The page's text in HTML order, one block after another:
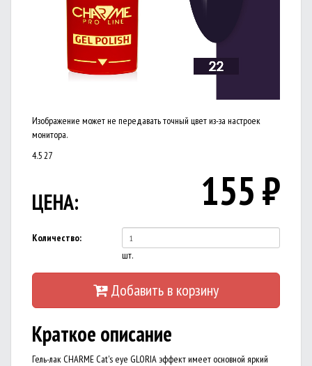
Изображение может не передавать точный цвет из-за настроек
монитора.
4.527
ЦЕНА: 155₽
Количество:
шт.
Добавить в корзину
Краткое описание
Гель-лак CHARME Cat's eye GLORIA эффект имеет основной яркий